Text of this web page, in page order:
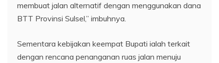
membuat jalan alternatif dengan menggunakan dana
BTT Provinsi Sulsel,” imbuhnya.
Sementara kebijakan keempat Bupati ialah terkait
dengan rencana penanganan ruas jalan menuju